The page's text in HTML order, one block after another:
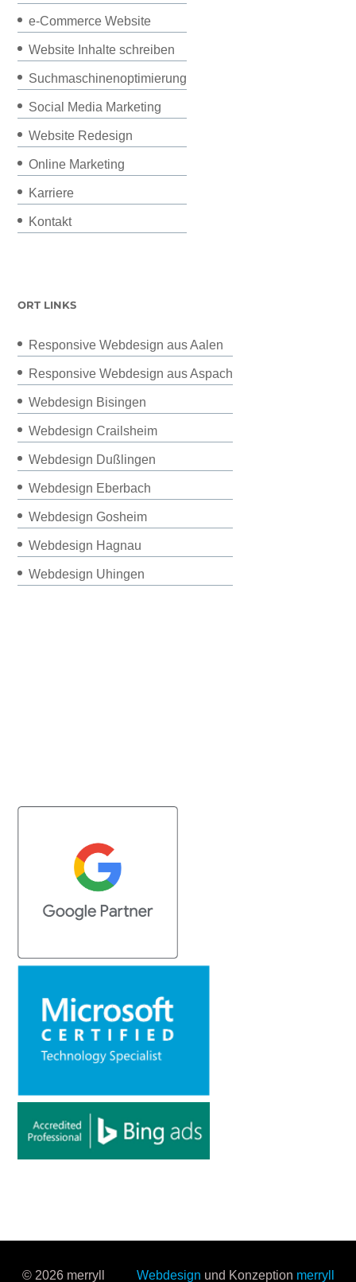
e-Commerce Website
Website Inhalte schreiben
Suchmaschinenoptimierung
Social Media Marketing
Website Redesign
Online Marketing
Karriere
Kontakt
ORT LINKS
Responsive Webdesign aus Aalen
Responsive Webdesign aus Aspach
Webdesign Bisingen
Webdesign Crailsheim
Webdesign Dußlingen
Webdesign Eberbach
Webdesign Gosheim
Webdesign Hagnau
Webdesign Uhingen
© 2026 merryll Webdesign und Konzeption merryll